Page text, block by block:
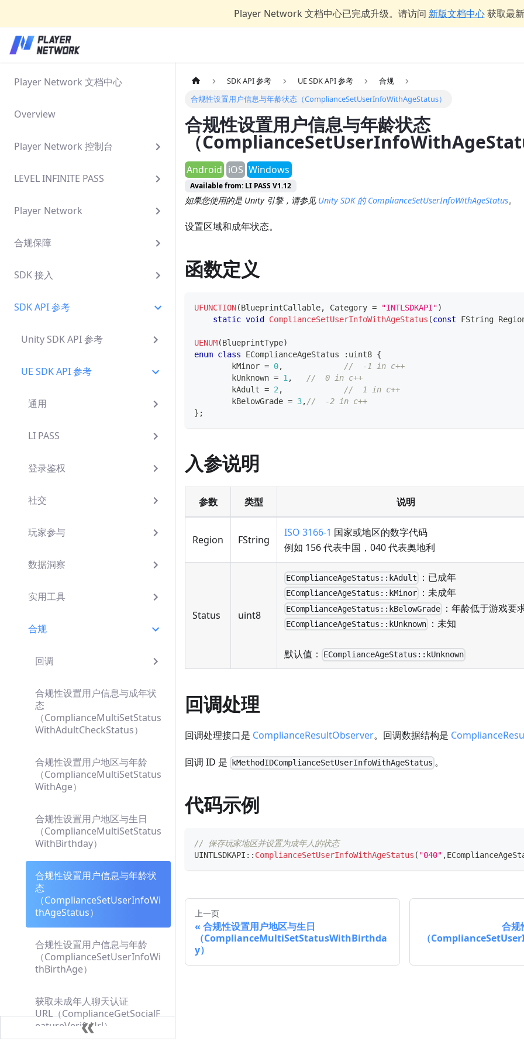
Player Network 文档中心已完成升级。请访问 新版文档中心 获取最新
Player Network 文档中心
Overview
Player Network 控制台
LEVEL INFINITE PASS
Player Network
合规保障
SDK 接入
SDK API 参考
Unity SDK API 参考
UE SDK API 参考
通用
LI PASS
登录鉴权
社交
玩家参与
数据洞察
实用工具
合规
回调
合规性设置用户信息与成年状
态
（ComplianceMultiSetStatus
WithAdultCheckStatus）
合规性设置用户地区与年龄
（ComplianceMultiSetStatus
WithAge）
合规性设置用户地区与生日
（ComplianceMultiSetStatus
WithBirthday）
合规性设置用户信息与年龄状
态
（ComplianceSetUserInfoWi
thAgeStatus）
合规性设置用户信息与年龄
（ComplianceSetUserInfoWi
thBirthAge）
获取未成年人聊天认证
URL（ComplianceGetSocialF
eatureVerifyUrl）
SDK API 参考 UE SDK API 参考
合规
合规性设置用户信息与年龄状态（ComplianceSetUserInfoWithAgeStatus）
合规性设置用户信息与年龄状态
（
Android iOS Windows
Available from: LI PASS V1.12
如果您使用的是 Unity 引擎，请参见 Unity SDK 的 ComplianceSetUserInfoWithAgeStatus。
设置区域和成年状态。
函数定义
UFUNCTION(BlueprintCallable, Category = "INTLSDKAPI")
static void ComplianceSetUserInfoWithAgeStatus (const FString
UENUM(BlueprintType)
enum class EComplianceAgeStatus : uint8 {
	kMinor
= 0,
//  -1 in c++
	kUnknown
= 1,
//  0 in c++
	kAdult
= 2,
//  1 in c++
	kBelowGrade
= 3,//  -2 in c++
} ;
入参说明
参数 类型 说明
Region FString
ISO 3166-1 国家或地区的数字代码
例如 156 代表中国，040 代表奥地利
Status uint8
EComplianceAgeStatus::kAdult ：已成年
EComplianceAgeStatus::kMinor ：未成年
EComplianceAgeStatus::kBelowGrade ：年龄低于游戏要
EComplianceAgeStatus::kUnknown ：未知
默认值： EComplianceAgeStatus::kUnknown
回调处理
回调处理接口是 ComplianceResultObserver。回调数据结构是
回调 ID 是 kMethodIDComplianceSetUserInfoWithAgeStatus 。
代码示例
// 保存玩家地区并设置为成年人的状态
UINTLSDKAPI :: ComplianceSetUserInfoWithAgeStatus ( "040" ,
上一页
合规性设置用户地区与生日
（ComplianceMultiSetStatusWithBirthda
y）
合规
（